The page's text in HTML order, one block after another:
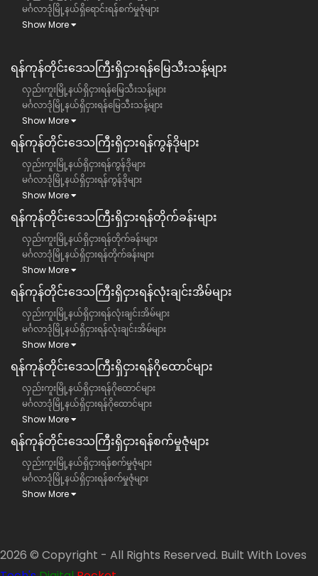
မင်္ဂလာဒုံမြို့နယ်ရှိရောင်းရန်စက်မှုဇုံများ
Show More
ရန်ကုန်တိုင်းဒေသကြီး​​ရှိငှားရန်မြေသီးသန့်များ
လှည်းကူးမြို့နယ်ရှိငှားရန်မြေသီးသန့်များ
မင်္ဂလာဒုံမြို့နယ်ရှိငှားရန်မြေသီးသန့်များ
Show More
ရန်ကုန်တိုင်းဒေသကြီး​​ရှိငှားရန်ကွန်ဒိုများ
လှည်းကူးမြို့နယ်ရှိငှားရန်ကွန်ဒိုများ
မင်္ဂလာဒုံမြို့နယ်ရှိငှားရန်ကွန်ဒိုများ
Show More
ရန်ကုန်တိုင်းဒေသကြီး​​ရှိငှားရန်တိုက်ခန်းများ
လှည်းကူးမြို့နယ်ရှိငှားရန်တိုက်ခန်းများ
မင်္ဂလာဒုံမြို့နယ်ရှိငှားရန်တိုက်ခန်းများ
Show More
ရန်ကုန်တိုင်းဒေသကြီး​​ရှိငှားရန်လုံးချင်းအိမ်များ
လှည်းကူးမြို့နယ်ရှိငှားရန်လုံးချင်းအိမ်များ
မင်္ဂလာဒုံမြို့နယ်ရှိငှားရန်လုံးချင်းအိမ်များ
Show More
ရန်ကုန်တိုင်းဒေသကြီး​​ရှိငှားရန်ဂိုထောင်များ
လှည်းကူးမြို့နယ်ရှိငှားရန်ဂိုထောင်များ
မင်္ဂလာဒုံမြို့နယ်ရှိငှားရန်ဂိုထောင်များ
Show More
ရန်ကုန်တိုင်းဒေသကြီး​​ရှိငှားရန်စက်မှုဇုံများ
လှည်းကူးမြို့နယ်ရှိငှားရန်စက်မှုဇုံများ
မင်္ဂလာဒုံမြို့နယ်ရှိငှားရန်စက်မှုဇုံများ
Show More
2026 © Copyright - All Rights Reserved. Built With Loves